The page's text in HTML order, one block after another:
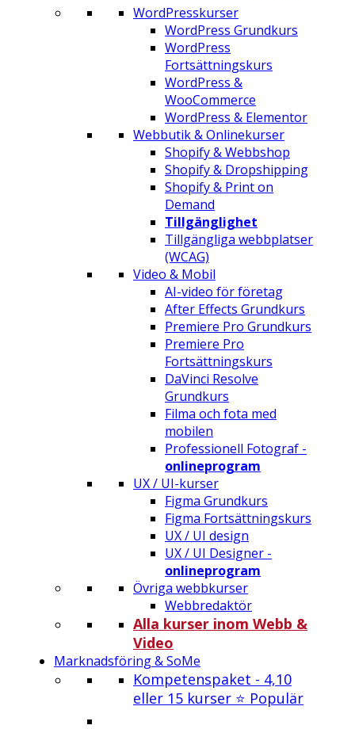
WordPresskurser
WordPress Grundkurs
WordPress
Fortsättningskurs
WordPress &
WooCommerce
WordPress & Elementor
Webbutik & Onlinekurser
Shopify & Webbshop
Shopify & Dropshipping
Shopify & Print on
Demand
Tillgänglighet
Tillgängliga webbplatser
(WCAG)
Video & Mobil
AI-video för företag
After Effects Grundkurs
Premiere Pro Grundkurs
Premiere Pro
Fortsättningskurs
DaVinci Resolve
Grundkurs
Filma och fota med
mobilen
Professionell Fotograf -
onlineprogram
UX / UI-kurser
Figma Grundkurs
Figma Fortsättningskurs
UX / UI design
UX / UI Designer -
onlineprogram
Övriga webbkurser
Webbredaktör
Alla kurser inom Webb &
Video
Marknadsföring & SoMe
Kompetenspaket - 4,10
eller 15 kurser ⭐ Populär